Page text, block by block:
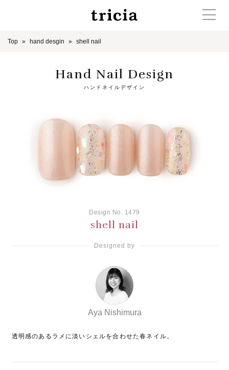
Top hand desgin shell nail
Hand Nail Design
ハンドネイルデザイン
Design No. 1479
shell nail
Designed by
Aya Nishimura
透明感のあるラメに淡いシェルを合わせた春ネイル。